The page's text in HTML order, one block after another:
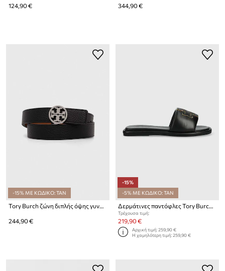
124,90 € 344,90 €
-15% ΜΕ ΚΩΔΙΚΟ: TAN
Tory Burch ζώνη διπλής όψης γυναικεία δερμάτινη
244,90 €
-15%
-5% ΜΕ ΚΩΔΙΚΟ: TAN
Δερμάτινες παντόφλες Tory Burch Double T Sport Slide
Τρέχουσα τιμή:
219,90 €
Αρχική τιμή:259,90 €
Η χαμηλότερη τιμή:259,90 €